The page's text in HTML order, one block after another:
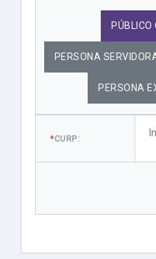
PÚBLICO
PERSONA
PERSONA
*CURP: